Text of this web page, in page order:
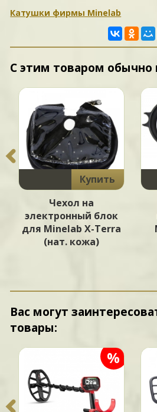
Катушки фирмы Minelab
С этим товаром обычно
Купить
Чехол на
электронный блок
для Minelab X-Terra
(нат. кожа)
Вас могут
товары:
%